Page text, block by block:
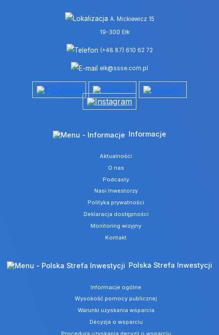
A. Mickiewicz 15
19-300 Ełk
(+48 87) 610 62 72
elk@ssse.com.pl
Informacje
Aktualności
O nas
Podcasty
Nasi Inwestorzy
Polityka prywatności
Deklaracja dostępności
Monitoring wizyjny
Kontakt
Polska Strefa Inwestycji
Informacje ogólne
Wysokość pomocy publicznej
Warunki uzyskania wsparcia
Decyzja o wsparciu
Procedura uzyskania decyzji o wsparciu